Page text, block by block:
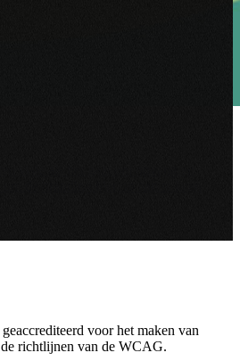
voor het maken van
richtlijnen van de WCAG.